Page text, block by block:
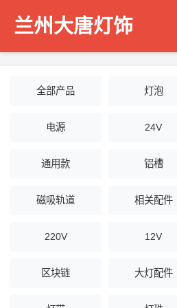
兰州大唐灯饰
全部产品 灯泡
电源 24V
通用款 铝槽
磁吸轨道 相关配件
220V 12V
区块链 大灯配件